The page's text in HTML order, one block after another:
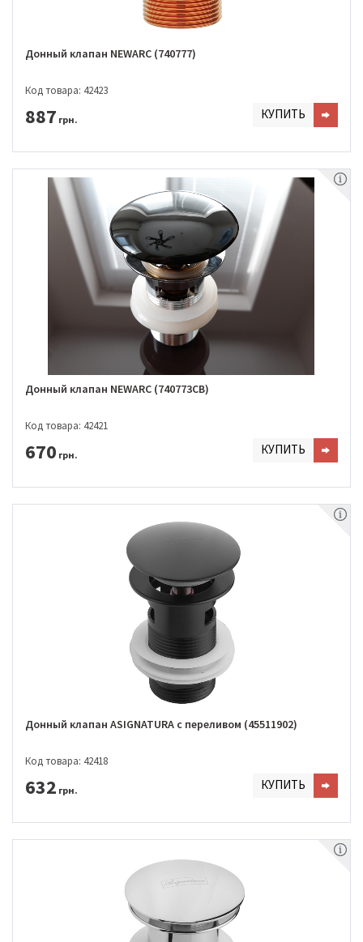
Донный клапан NEWARC (740777)
Код товара: 42423
887 грн. КУПИТЬ
Донный клапан NEWARC (740773CB)
Код товара: 42421
670 грн. КУПИТЬ
Донный клапан ASIGNATURA с переливом (45511902)
Код товара: 42418
632 грн. КУПИТЬ